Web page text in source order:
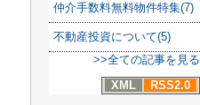
仲介手数料無料物件特集(7)
不動産投資について(5)
>>全ての記事を見る
XML
RSS2.0